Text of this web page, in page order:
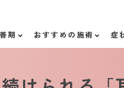
期 おすすめの施術 症